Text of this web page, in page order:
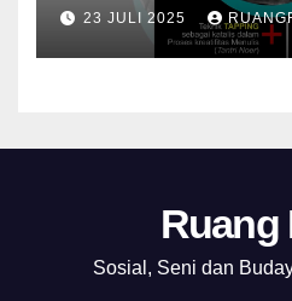
23 JULI 2025
Ruang
Sosial, Seni dan